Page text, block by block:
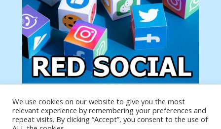
Tu anuncio va aquí
Podemos poner tu anuncio aquí con un link de tu
producto o página
We use cookies on our website to give you the most
relevant experience by remembering your preferences and
repeat visits. By clicking “Accept”, you consent to the use of